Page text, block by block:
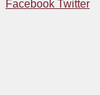
Facebook Twitter